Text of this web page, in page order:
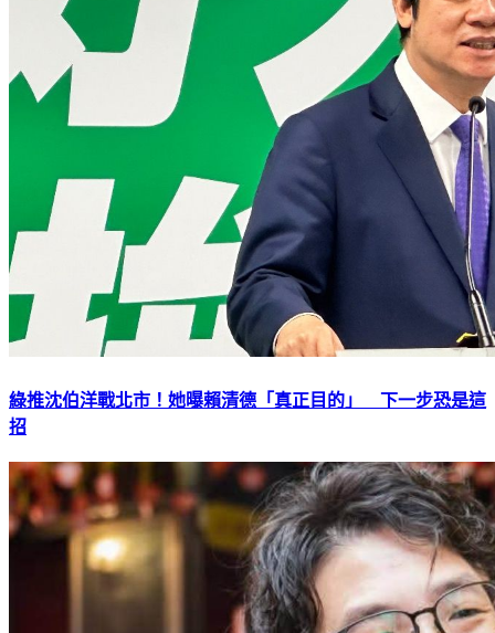
綠推沈伯洋戰北市！她曝賴清德「真正目的」 下一步恐是這
招